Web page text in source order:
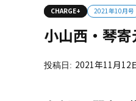
CHARGE+ 2021年10月号
小山西・琴
2021年11月12